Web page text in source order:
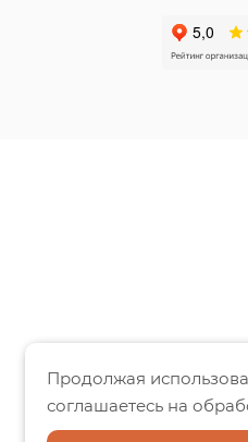
Продолжая
соглашаетесь на